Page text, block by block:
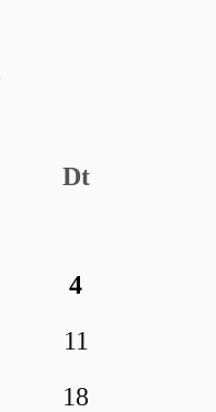
Dt
4
11
18